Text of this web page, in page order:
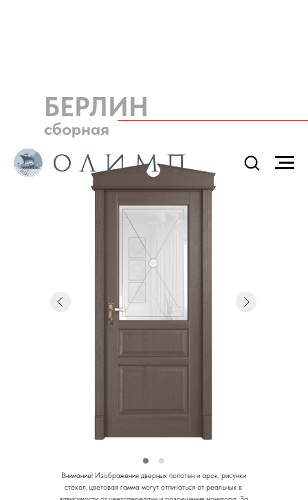
БЕРЛИН
сборная
Внимание! Изображения дверных полотен и арок, рисунки
стёкол, цветовая гамма могут отличаться от реальных в